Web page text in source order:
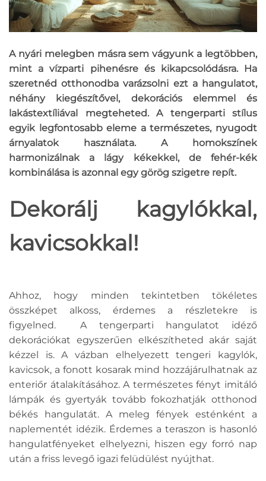
A nyári melegben másra sem vágyunk a legtöbben,
mint a vízparti pihenésre és kikapcsolódásra. Ha
szeretnéd otthonodba varázsolni ezt a hangulatot,
néhány kiegészítővel, dekorációs elemmel és
lakástextíliával megteheted. A tengerparti stílus
egyik legfontosabb eleme a természetes, nyugodt
árnyalatok használata. A homokszínek
harmonizálnak a lágy kékekkel, de fehér-kék
kombinálása is azonnal egy görög szigetre repít.
Dekorálj kagylókkal,
kavicsokkal!
Ahhoz, hogy minden tekintetben tökéletes
összképet alkoss, érdemes a részletekre is
figyelned. A tengerparti hangulatot idéző
dekorációkat egyszerűen elkészítheted akár saját
kézzel is. A vázban elhelyezett tengeri kagylók,
kavicsok, a fonott kosarak mind hozzájárulhatnak az
enteriőr átalakításához. A természetes fényt imitáló
lámpák és gyertyák tovább fokozhatják otthonod
békés hangulatát. A meleg fények esténként a
naplementét idézik. Érdemes a teraszon is hasonló
hangulatfényeket elhelyezni, hiszen egy forró nap
után a friss levegő igazi felüdülést nyújthat.